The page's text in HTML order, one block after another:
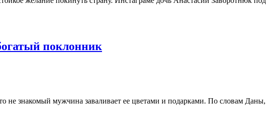
поклонник
не знакомый мужчина заваливает ее цветами и подарками. По словам